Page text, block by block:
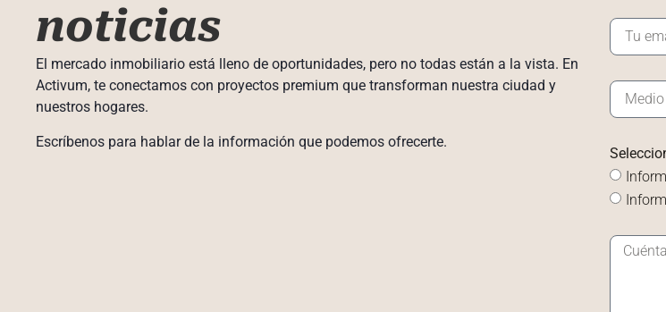
noticias
El mercado inmobiliario está lleno de oportunidades, pero no todas están a la vista. En
Activum, te conectamos con proyectos premium que transforman nuestra ciudad y
nuestros hogares.
Escríbenos para hablar de la información que podemos ofrecerte.